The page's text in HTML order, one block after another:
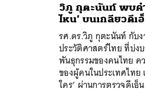
วิภู กุตะนันท์ พบค
ไหน’ บนเกลียวดีเ
รศ.ดร.วิภู กุตะนันท์ กับ
ประวัติศาสตร์ไทย ที่บ่ง
พันธุกรรมของคนไทย ค
ของผู้คนในประเทศไท
ใคร’ ผ่านการตรวจดีเ